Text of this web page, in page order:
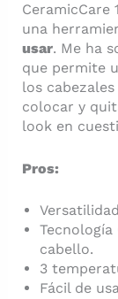
CeramicCare
una
usar. Me ha
que permite
los
colocar y
look en
Pros:
cabello.
3
Fácil de